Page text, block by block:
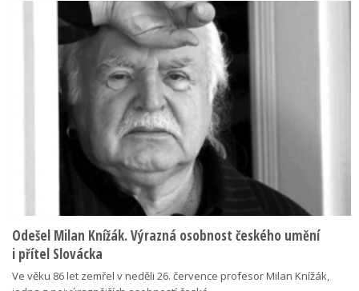
Odešel Milan Knížák. Výrazná osobnost českého umění
i přítel Slovácka
Ve věku 86 let zemřel v neděli 26. července profesor Milan Knížák,